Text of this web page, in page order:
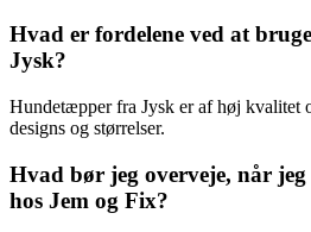
Hvad er fordelene ved at
Jysk?
Hundetæpper fra Jysk er af høj kvalitet
designs og størrelser.
Hvad bør jeg overveje, når
hos Jem og Fix?